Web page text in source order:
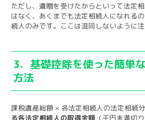
ただし、遺贈を受けたからといって法定
はなく、あくまでも法定相続人になれる
続人のみです。ここは混同しないように注
3．基礎控除を使った簡単
方法
課税遺産総額 × 各法定相続人の法定相続
る各法定相続人の取得金額 （千円未満切り